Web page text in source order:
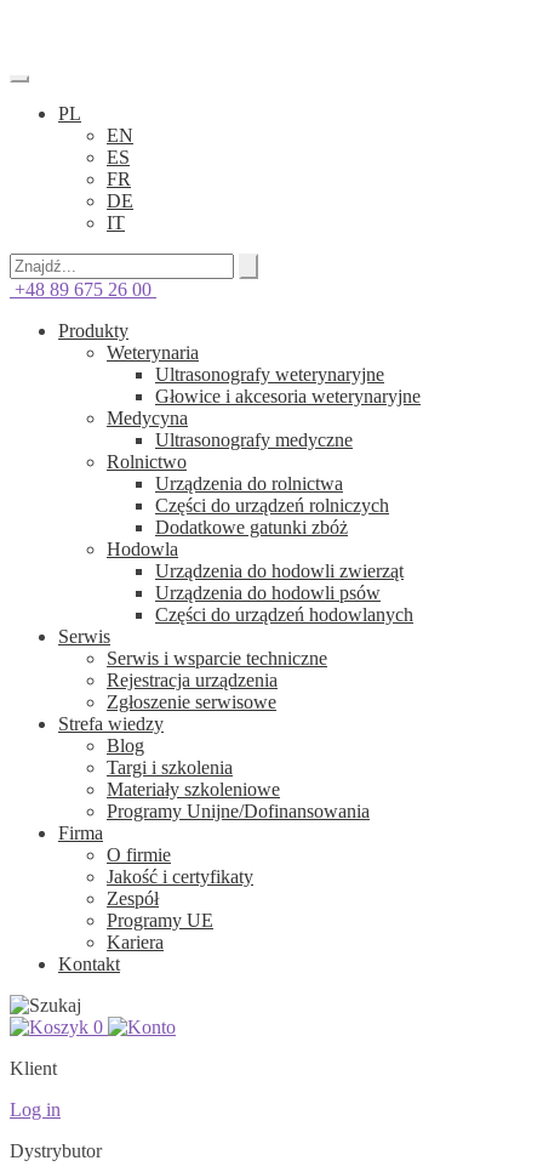
PL
EN
ES
FR
DE
IT
+48 89 675 26 00
Produkty
Weterynaria
Ultrasonografy weterynaryjne
Głowice i akcesoria weterynaryjne
Medycyna
Ultrasonografy medyczne
Rolnictwo
Urządzenia do rolnictwa
Części do urządzeń rolniczych
Dodatkowe gatunki zbóż
Hodowla
Urządzenia do hodowli zwierząt
Urządzenia do hodowli psów
Części do urządzeń hodowlanych
Serwis
Serwis i wsparcie techniczne
Rejestracja urządzenia
Zgłoszenie serwisowe
Strefa wiedzy
Blog
Targi i szkolenia
Materiały szkoleniowe
Programy Unijne/Dofinansowania
Firma
O firmie
Jakość i certyfikaty
Zespół
Programy UE
Kariera
Kontakt
0
Klient
Log in
Dystrybutor